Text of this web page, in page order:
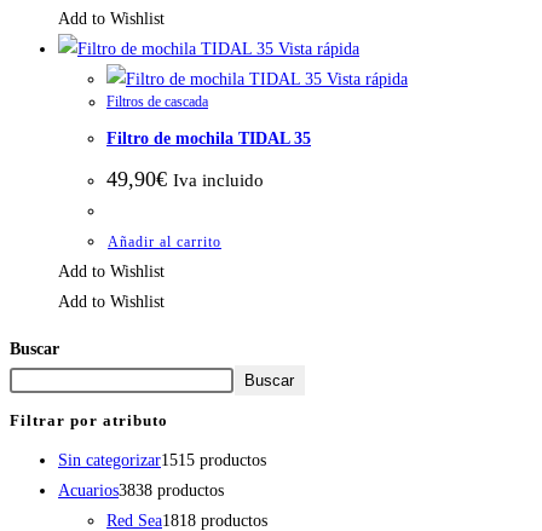
Add to Wishlist
Vista rápida
Vista rápida
Filtros de cascada
Filtro de mochila TIDAL 35
49,90€ Iva incluido
Añadir al carrito
Add to Wishlist
Add to Wishlist
Buscar
Buscar
Filtrar por atributo
Sin categorizar1515 productos
Acuarios3838 productos
Red Sea1818 productos